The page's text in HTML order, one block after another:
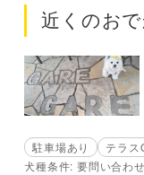
近くのお
駐車場あり
テラス
犬種条件: 要問い合わせ